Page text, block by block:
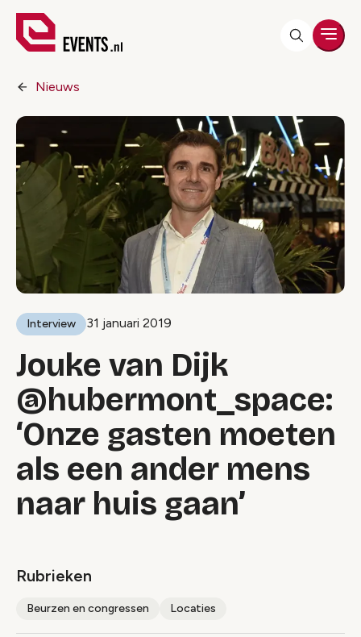
Nieuws
Interview 31 januari 2019
Jouke van Dijk
@hubermont_space:
‘Onze gasten moeten
als een ander mens
naar huis gaan’
Rubrieken
Beurzen en congressen Locaties